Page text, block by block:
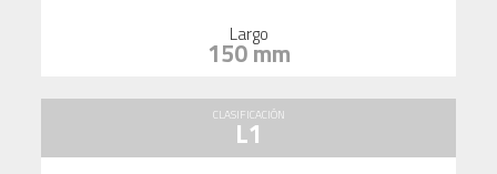
Largo
150 mm
CLASIFICACIÓN
L1